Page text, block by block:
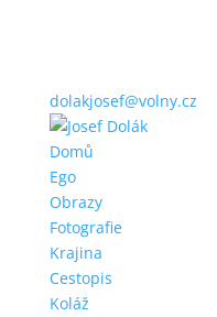
dolakjosef@volny.cz
Domů
Ego
Obrazy
Fotografie
Krajina
Cestopis
Koláž